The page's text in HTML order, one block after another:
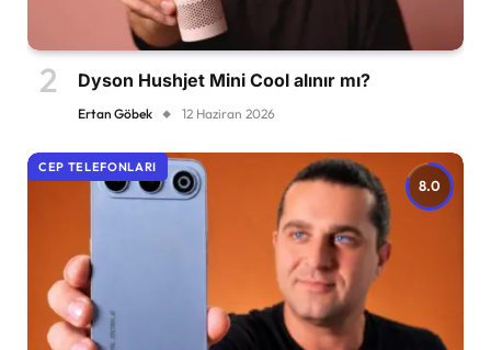
Dyson Hushjet Mini Cool alınır mı?
Ertan Göbek 12 Haziran 2026
8.0
CEP TELEFONLARI